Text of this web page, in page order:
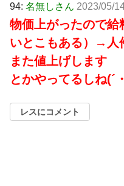
94: 名無しさん 2023/05/
物価上がったので給
いとこもある）→人
また値上げします
とかやってるしね(´
レスにコメント